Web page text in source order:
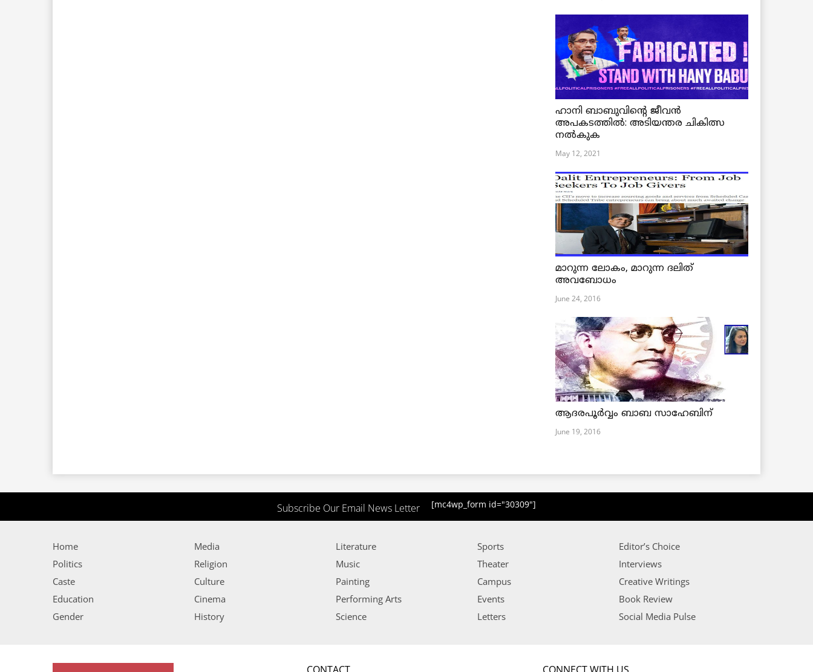
ഹാനി ബാബുവിന്റെ ജീവൻ
അപകടത്തിൽ: അടിയന്തര ചികിത്സ
നൽകുക
May 12, 2021
മാറുന്ന ലോകം, മാറുന്ന ദലിത്
അവബോധം
June 24, 2016
ആദരപൂര്‍വ്വം ബാബ സാഹേബിന്
June 19, 2016
Subscribe Our Email News Letter [mc4wp_form id="30309"]
Home
Politics
Caste
Education
Gender
Media
Religion
Culture
Cinema
History
Literature
Music
Painting
Performing Arts
Science
Sports
Theater
Campus
Events
Letters
Editor’s Choice
Interviews
Creative Writings
Book Review
Social Media Pulse